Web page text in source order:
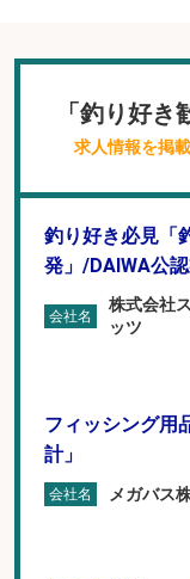
「釣り好
求人情報を掲
釣り好き必見「
発」/DAIWA公
会社名
株式会社
ッツ
フィッシング用
計」
会社名 メガバス